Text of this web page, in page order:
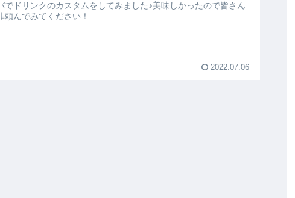
でドリンクのカスタムをしてみました♪美味しかったので皆さん
頼んでみてください！
2022.07.06